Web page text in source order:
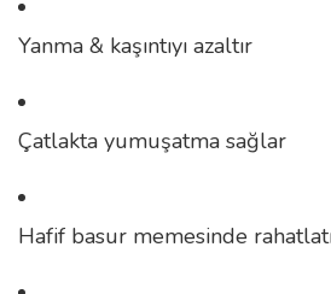
Yanma & kaşıntıyı azaltır
Çatlakta yumuşatma sağlar
Hafif basur memesinde